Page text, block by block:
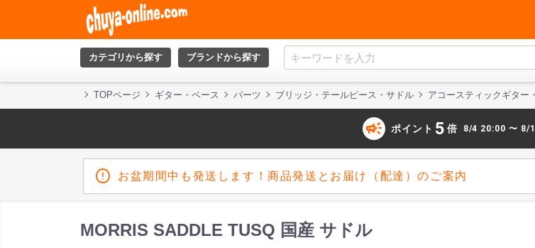
カテゴリから探す ブランドから探す
TOPページ ギター・ベース パーツ ブリッジ・テールピース・サドル アコースティックギター
campaign ポイント 5 倍 8/4 20:00 〜 8/
お盆期間中も発送します！商品発送とお届け（配達）のご案内
MORRIS SADDLE TUSQ 国産 サドル